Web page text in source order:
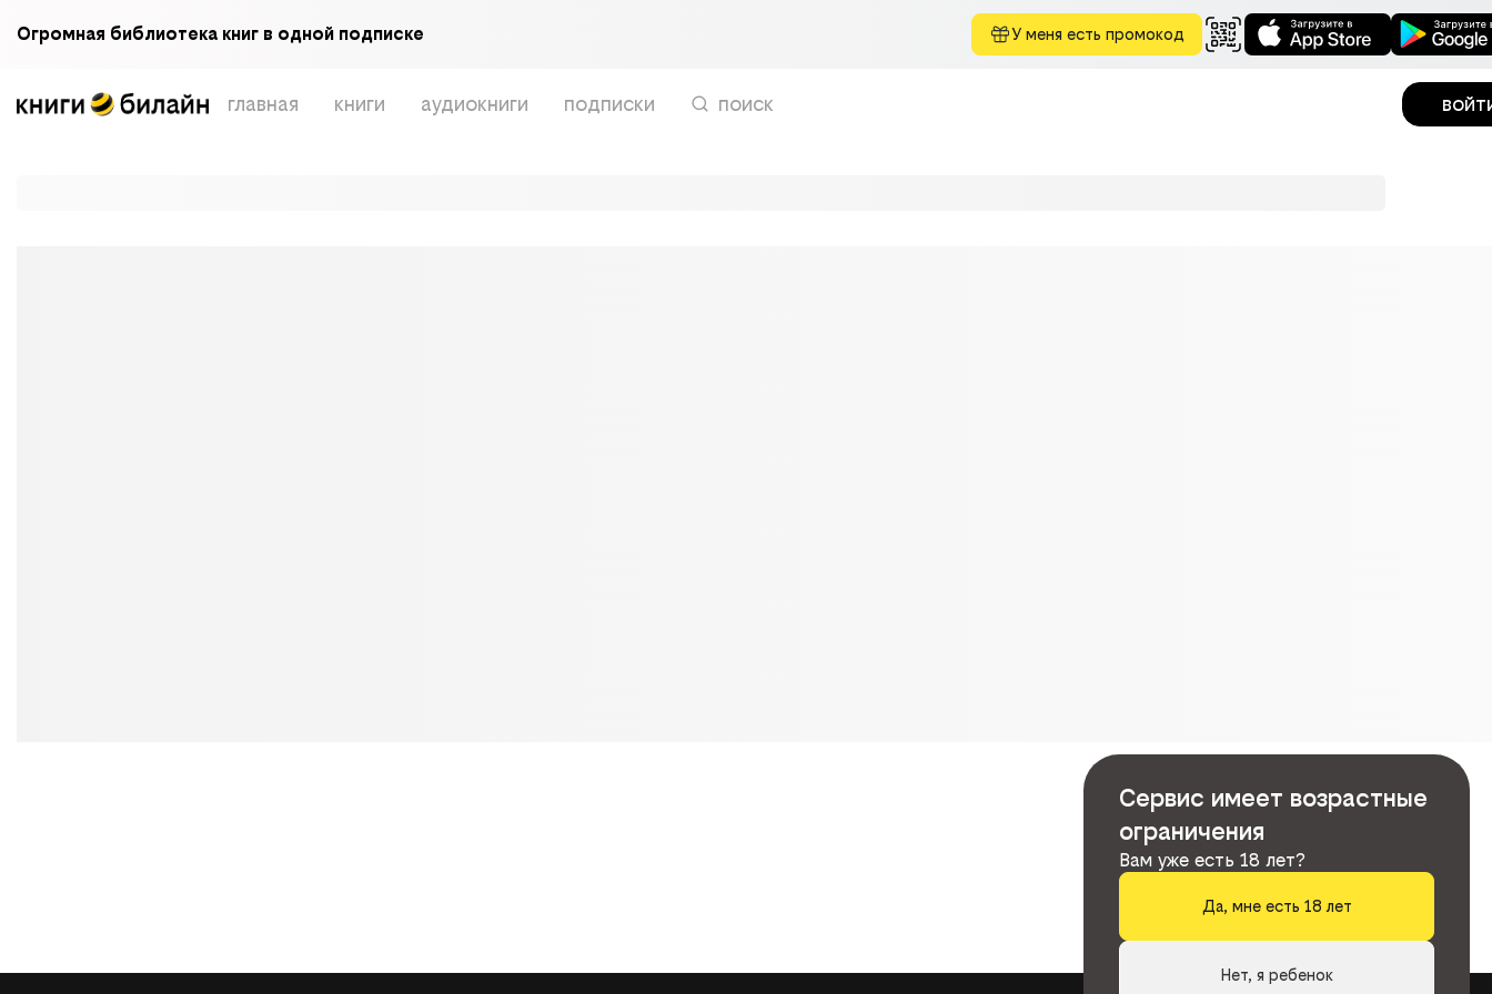
Огромная библиотека книг в одной подписке У меня есть промокод
главная книги аудиокниги подписки поиск
Сервис имеет возрастные
ограничения
Вам уже есть 18 лет?
Да, мне есть 18 лет
Нет, я ребенок